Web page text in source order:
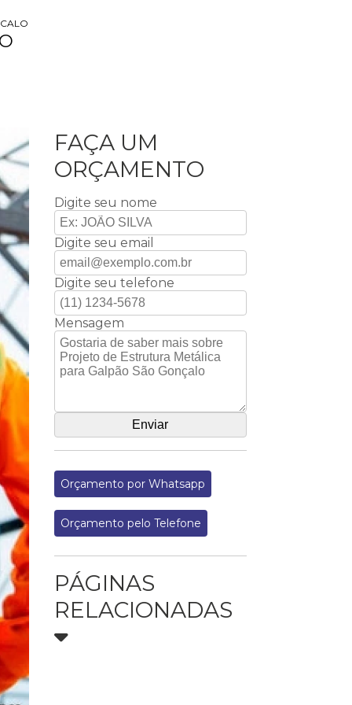
FAÇA UM
ORÇAMENTO
Digite seu nome
Digite seu email
Digite seu telefone
Mensagem
Orçamento por Whatsapp
Orçamento pelo Telefone
PÁGINAS
RELACIONADAS